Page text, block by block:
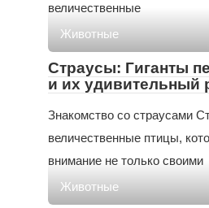
величественные
Животные
Страусы: Гиганты
и их удивительный
Знакомство со страусами
величественные птицы,
внимание не только своими
Животные